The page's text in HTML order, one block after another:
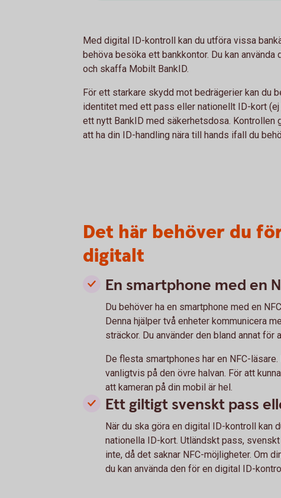
Med digital ID-kontroll kan du utföra vissa
behöva besöka ett bankkontor. Du kan
och skaffa Mobilt BankID.
För ett starkare skydd mot bedrägerier kan du
identitet med ett pass eller nationellt ID-kort
ett nytt BankID med säkerhetsdosa. Kontrollen
att ha din ID-handling nära till hands ifall du
Det här behöver du
digitalt
En smartphone med en
Du behöver ha en smartphone med en
Denna hjälper två enheter kommunicera
sträckor. Du använder den bland annat för
De flesta smartphones har en NFC-
vanligtvis på den övre halvan. För att
att kameran på din mobil är hel.
Ett giltigt svenskt pass
När du ska göra en digital ID-kontroll kan
nationella ID-kort. Utländskt pass,
inte, då det saknar NFC-möjligheter. Om
du kan använda den för en digital ID-